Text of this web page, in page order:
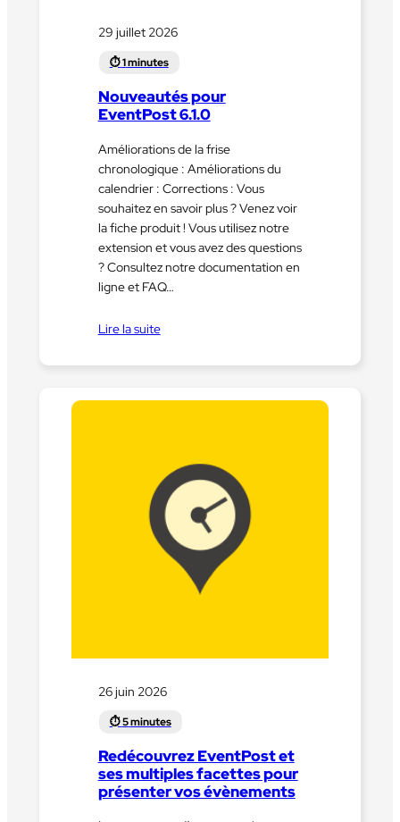
29 juillet 2026
Nouveautés pour
EventPost 6.1.0
Améliorations de la frise
chronologique : Améliorations du
calendrier : Corrections : Vous
souhaitez en savoir plus ? Venez voir
la fiche produit ! Vous utilisez notre
extension et vous avez des questions
? Consultez notre documentation en
ligne et FAQ…
Lire la suite
26 juin 2026
Redécouvrez EventPost et
ses multiples facettes pour
présenter vos évènements